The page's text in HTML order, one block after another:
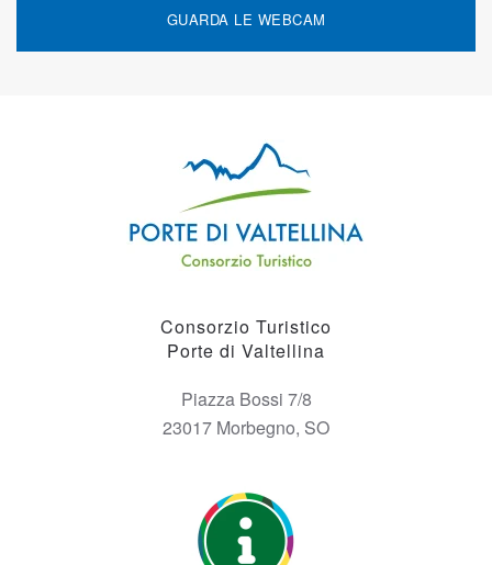
GUARDA LE WEBCAM
Consorzio Turistico
Porte di Valtellina
Piazza Bossi 7/8
23017 Morbegno, SO